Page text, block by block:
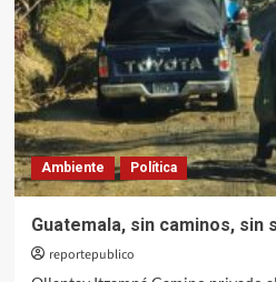
el
presidente
electo
de
Guatemala
Ambiente Política
Guatemala, sin caminos, sin
reportepublico